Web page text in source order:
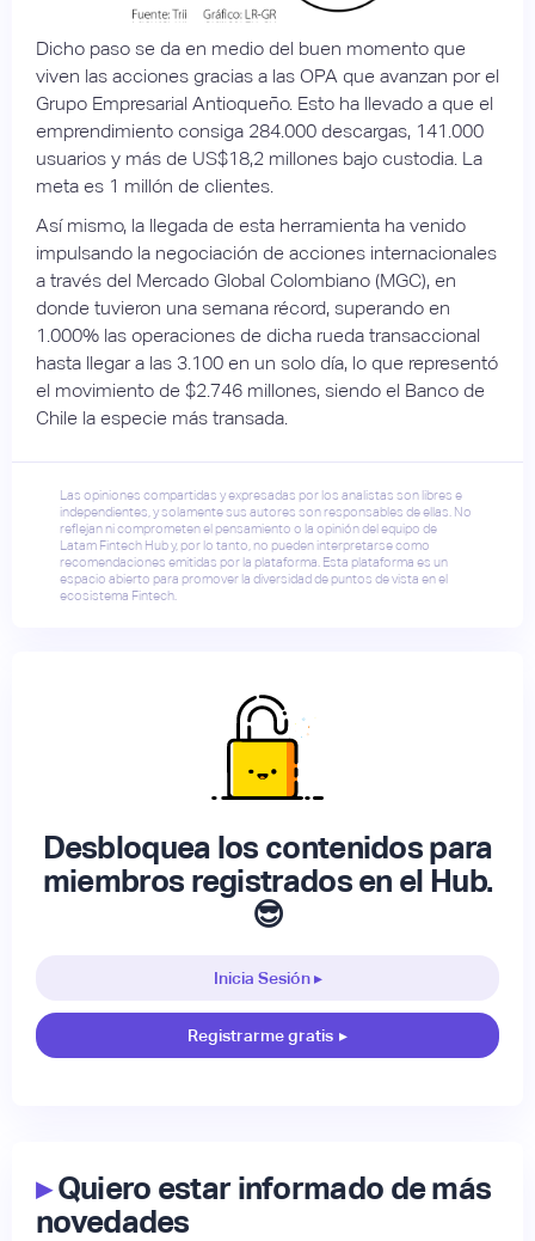
Dicho paso se da en medio del buen momento que
viven las acciones gracias a las OPA que avanzan por el
Grupo Empresarial Antioqueño. Esto ha llevado a que el
emprendimiento consiga 284.000 descargas, 141.000
usuarios y más de US$18,2 millones bajo custodia. La
meta es 1 millón de clientes.
Así mismo, la llegada de esta herramienta ha venido
impulsando la negociación de acciones internacionales
a través del Mercado Global Colombiano (MGC), en
donde tuvieron una semana récord, superando en
1.000% las operaciones de dicha rueda transaccional
hasta llegar a las 3.100 en un solo día, lo que representó
el movimiento de $2.746 millones, siendo el Banco de
Chile la especie más transada.
Las opiniones compartidas y expresadas por los analistas son libres e
independientes, y solamente sus autores son responsables de ellas. No
reflejan ni comprometen el pensamiento o la opinión del equipo de
Latam Fintech Hub y, por lo tanto, no pueden interpretarse como
recomendaciones emitidas por la plataforma. Esta plataforma es un
espacio abierto para promover la diversidad de puntos de vista en el
ecosistema Fintech.
Desbloquea los contenidos para
miembros registrados en el Hub.
😎
Inicia Sesión ▸
Registrarme gratis ▸
▸Quiero estar informado de más
novedades